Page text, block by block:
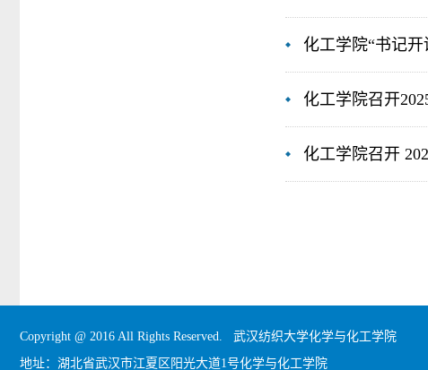
化工学院“书记
化工学院召开
化工学院召开
Copyright @ 2016 All Rights Reserved. 武汉纺织大学化学与化工学院
地址：湖北省武汉市江夏区阳光大道1号化学与化工学院